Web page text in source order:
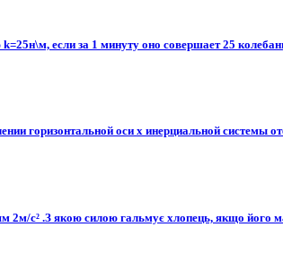
если за 1 минуту оно совершает 25
горизонтальной оси х инерциальной системы
2м/с² .З якою силою гальмує хлопець, якщо його